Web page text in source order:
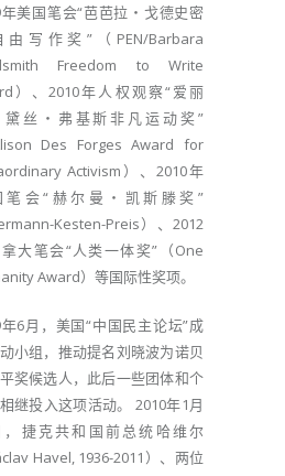
年美国笔会“芭芭拉‧戈德史密
由写作奖”（PEN/Barbara
Freedom to Write
）、2010年人权观察“爱丽
丝‧弗基斯非凡运动奖”
Des Forges Award for
Activism）、2010年
笔会“赫尔曼‧凯斯滕奖”
Kest​​en-Preis）、2012
大笔会“人类一体奖”（One
Award）等国际性奖项。
6月，美国“中国民主论坛”成
小组，推动提名刘晓波为诺贝
奖候选人，此后一些团体和个
继投入这项活动。 2010年1月
，捷克共和国前总统哈维尔
Havel, 1936-2011）、两位